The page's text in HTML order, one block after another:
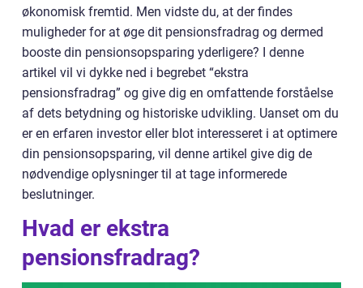
økonomisk fremtid. Men vidste du, at der findes
muligheder for at øge dit pensionsfradrag og dermed
booste din pensionsopsparing yderligere? I denne
artikel vil vi dykke ned i begrebet “ekstra
pensionsfradrag” og give dig en omfattende forståelse
af dets betydning og historiske udvikling. Uanset om du
er en erfaren investor eller blot interesseret i at optimere
din pensionsopsparing, vil denne artikel give dig de
nødvendige oplysninger til at tage informerede
beslutninger.
Hvad er ekstra
pensionsfradrag?